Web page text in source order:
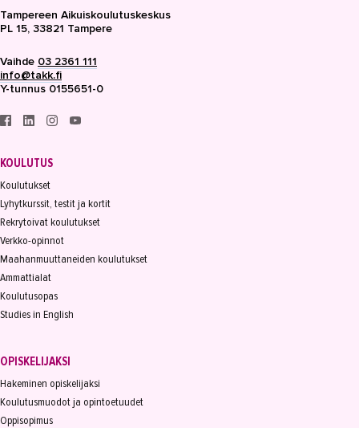
Tampereen Aikuiskoulutuskeskus
PL 15, 33821 Tampere
Vaihde 03 2361 111
info@takk.fi
Y-tunnus 0155651-0
KOULUTUS
Koulutukset
Lyhytkurssit, testit ja kortit
Rekrytoivat koulutukset
Verkko-opinnot
Maahanmuuttaneiden koulutukset
Ammattialat
Koulutusopas
Studies in English
OPISKELIJAKSI
Hakeminen opiskelijaksi
Koulutusmuodot ja opintoetuudet
Oppisopimus